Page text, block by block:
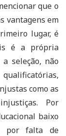
que o
vantagens em
lugar, é
é a própria
seleção, não
como as
Por
baixo
por falta de